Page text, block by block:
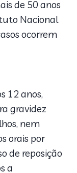
de 50 anos
Nacional
ocorrem
12 anos,
gravidez
nem
orais por
de reposição
a